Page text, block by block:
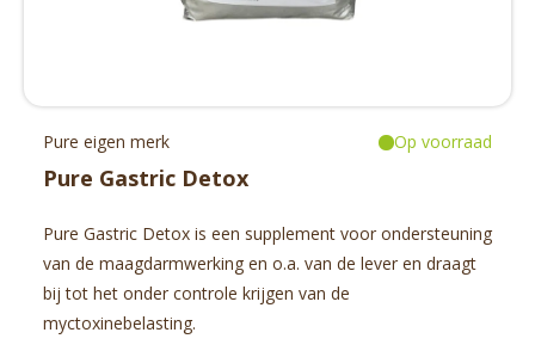
Alles bekijken
Kennisbank
Advies
Pure eigen merk Op voorraad
Pure Gastric Detox
Pure Gastric Detox is een supplement voor ondersteuning
van de maagdarmwerking en o.a. van de lever en draagt
bij tot het onder controle krijgen van de
myctoxinebelasting.